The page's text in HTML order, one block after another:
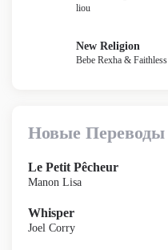
liou
New Religion
Bebe Rexha & Faithless
Новые Переводы
Le Petit Pêcheur
Manon Lisa
Whisper
Joel Corry